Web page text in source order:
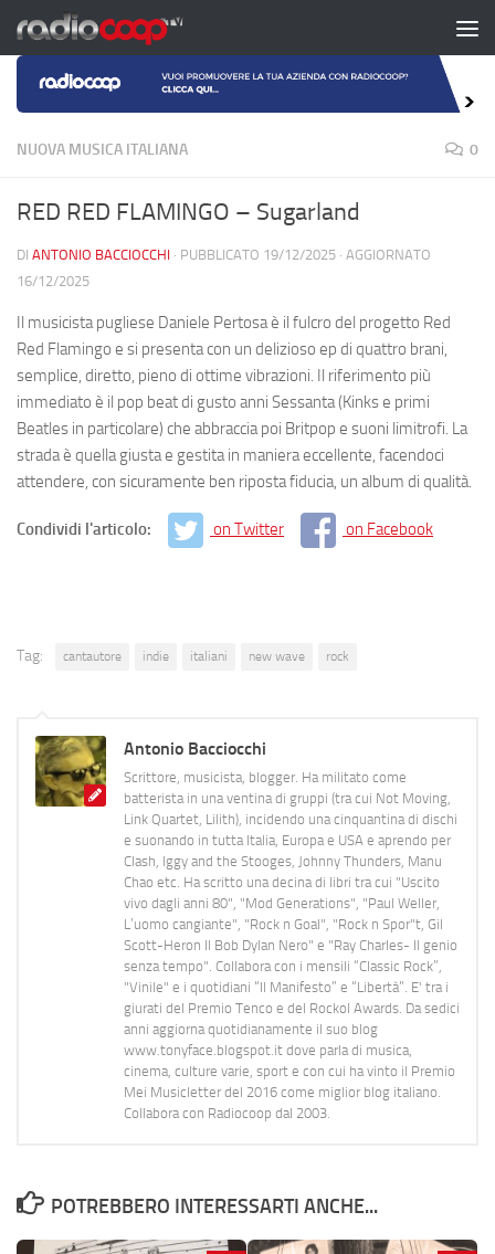
Salta al contenuto
NUOVA MUSICA ITALIANA 0
RED RED FLAMINGO – Sugarland
DI ANTONIO BACCIOCCHI · PUBBLICATO 19/12/2025 · AGGIORNATO
16/12/2025
Il musicista pugliese Daniele Pertosa è il fulcro del progetto Red
Red Flamingo e si presenta con un delizioso ep di quattro brani,
semplice, diretto, pieno di ottime vibrazioni. Il riferimento più
immediato è il pop beat di gusto anni Sessanta (Kinks e primi
Beatles in particolare) che abbraccia poi Britpop e suoni limitrofi. La
strada è quella giusta e gestita in maniera eccellente, facendoci
attendere, con sicuramente ben riposta fiducia, un album di qualità.
Condividi l'articolo: on Twitter on Facebook
Tag: cantautore indie italiani new wave rock
Antonio Bacciocchi
Scrittore, musicista, blogger. Ha militato come
batterista in una ventina di gruppi (tra cui Not Moving,
Link Quartet, Lilith), incidendo una cinquantina di dischi
e suonando in tutta Italia, Europa e USA e aprendo per
Clash, Iggy and the Stooges, Johnny Thunders, Manu
Chao etc. Ha scritto una decina di libri tra cui "Uscito
vivo dagli anni 80", "Mod Generations", "Paul Weller,
L’uomo cangiante", "Rock n Goal", "Rock n Spor"t, Gil
Scott-Heron Il Bob Dylan Nero" e "Ray Charles- Il genio
senza tempo". Collabora con i mensili “Classic Rock”,
"Vinile" e i quotidiani “Il Manifesto” e “Libertà”. E' tra i
giurati del Premio Tenco e del Rockol Awards. Da sedici
anni aggiorna quotidianamente il suo blog
www.tonyface.blogspot.it dove parla di musica,
cinema, culture varie, sport e con cui ha vinto il Premio
Mei Musicletter del 2016 come miglior blog italiano.
Collabora con Radiocoop dal 2003.
POTREBBERO INTERESSARTI ANCHE...